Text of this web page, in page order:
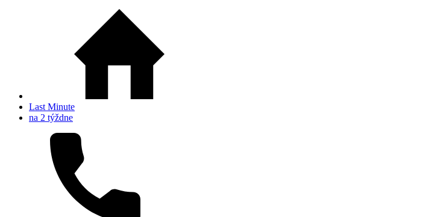
Last Minute
na 2 týždne